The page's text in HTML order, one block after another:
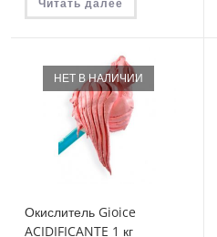
Читать далее
НЕТ В НАЛИЧИИ
Окислитель Gioice
ACIDIFICANTE 1 кг